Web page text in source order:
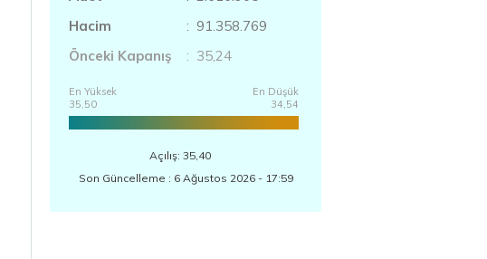
Hacim
: 91.358.769
Önceki Kapanış
: 35,24
En Yüksek
35,50
En Düşük
34,54
Açılış: 35,40
Son Güncelleme : 6 Ağustos 2026 - 17:59